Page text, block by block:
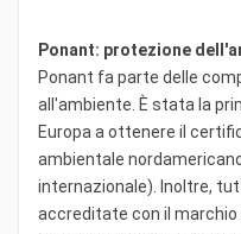
Ponant: protezione
Ponant fa parte delle
all'ambiente. È stata la
Europa a ottenere il
ambientale
internazionale). Inoltre,
accreditate con il